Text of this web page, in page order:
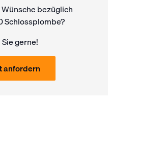
bezüglich
Schlossplombe?
gerne!
anfordern